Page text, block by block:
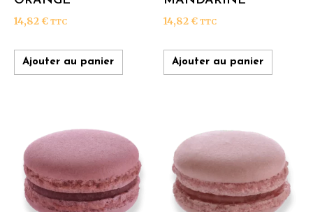
14,82 € TTC
Ajouter au panier
14,82 € TTC
Ajouter au panier